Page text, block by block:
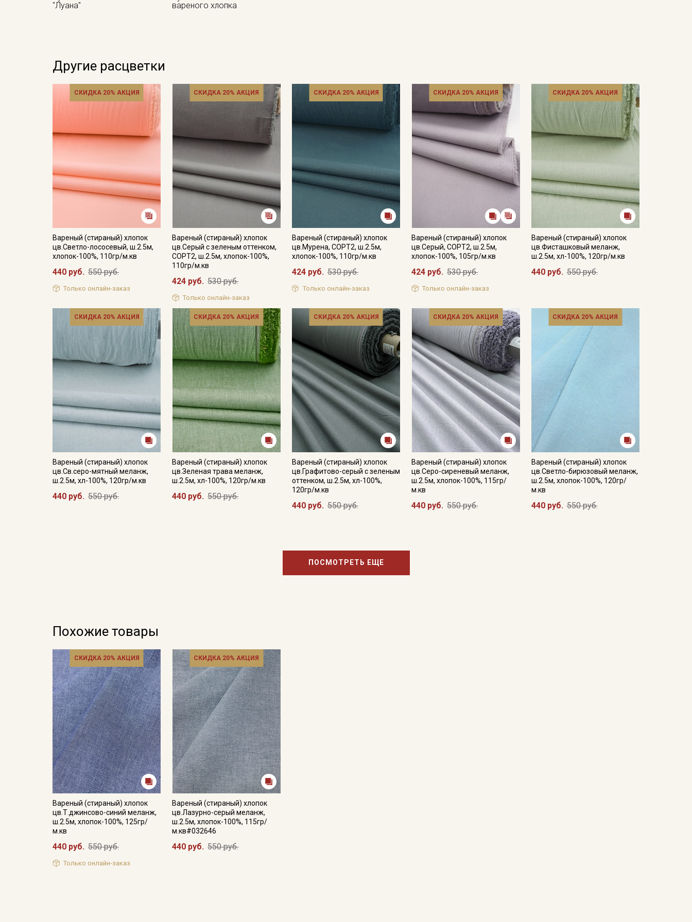
"Луана"
вареного хлопка
Другие расцветки
СКИДКА 20% АКЦИЯ
Вареный (стираный) хлопок
цв.Светло-лососевый, ш.2.5м,
хлопок-100%, 110гр/м.кв
440 руб. 550 руб.
Только онлайн-заказ
СКИДКА 20% АКЦИЯ
Вареный (стираный) хлопок
цв.Серый с зеленым оттенком,
СОРТ2, ш.2.5м, хлопок-100%,
110гр/м.кв
424 руб. 530 руб.
Только онлайн-заказ
СКИДКА 20% АКЦИЯ
Вареный (стираный) хлопок
цв.Мурена, СОРТ2, ш.2.5м,
хлопок-100%, 110гр/м.кв
424 руб. 530 руб.
Только онлайн-заказ
СКИДКА 20% АКЦИЯ
Вареный (стираный) хлопок
цв.Серый, СОРТ2, ш.2.5м,
хлопок-100%, 105гр/м.кв
424 руб. 530 руб.
Только онлайн-заказ
СКИДКА 20% АКЦИЯ
Вареный (стираный) хлопок
цв.Фисташковый меланж,
ш.2.5м, хл-100%, 120гр/м.кв
440 руб. 550 руб.
СКИДКА 20% АКЦИЯ
Вареный (стираный) хлопок
цв.Св.серо-мятный меланж,
ш.2.5м, хл-100%, 120гр/м.кв
440 руб. 550 руб.
СКИДКА 20% АКЦИЯ
Вареный (стираный) хлопок
цв.Зеленая трава меланж,
ш.2.5м, хл-100%, 120гр/м.кв
440 руб. 550 руб.
СКИДКА 20% АКЦИЯ
Вареный (стираный) хлопок
цв.Графитово-серый с зеленым
оттенком, ш.2.5м, хл-100%,
120гр/м.кв
440 руб. 550 руб.
СКИДКА 20% АКЦИЯ
Вареный (стираный) хлопок
цв.Серо-сиреневый меланж,
ш.2.5м, хлопок-100%, 115гр/
м.кв
440 руб. 550 руб.
СКИДКА 20% АКЦИЯ
Вареный (стираный) хлопок
цв.Светло-бирюзовый меланж,
ш.2.5м, хлопок-100%, 120гр/
м.кв
440 руб. 550 руб.
ПОСМОТРЕТЬ ЕЩЕ
Похожие товары
СКИДКА 20% АКЦИЯ
Вареный (стираный) хлопок
цв.Т.джинсово-синий меланж,
ш.2.5м, хлопок-100%, 125гр/
м.кв
440 руб. 550 руб.
Только онлайн-заказ
СКИДКА 20% АКЦИЯ
Вареный (стираный) хлопок
цв.Лазурно-серый меланж,
ш.2.5м, хлопок-100%, 115гр/
м.кв#032646
440 руб. 550 руб.
Секретная рассылка от
Купава
Мы публикуем здесь дополнительные
промокоды и скидки до 30% на узкие
категории тканей
Электронная почта
Подписаться
данных
ДаюСогласие на получение рекламных и
информационных рассылок